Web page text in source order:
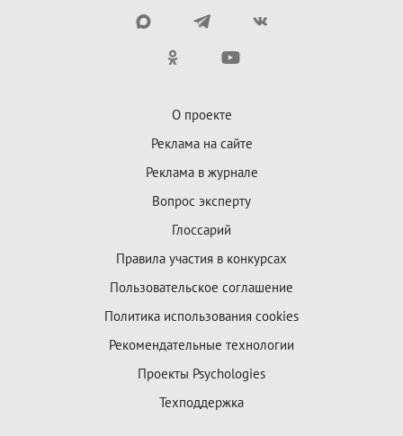
О проекте
Реклама на сайте
Реклама в журнале
Вопрос эксперту
Глоссарий
Правила участия в конкурсах
Пользовательское соглашение
Политика использования cookies
Рекомендательные технологии
Проекты Psychologies
Техподдержка